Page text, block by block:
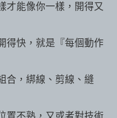
才能像你一樣，開得又
得快，就是『每個動作
合，綁線、剪線、縫
置不熟，又或者對技術